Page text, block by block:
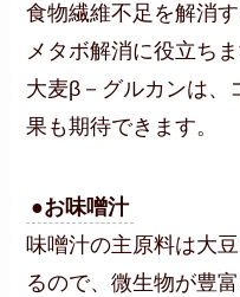
食物繊維不足を解消
メタボ解消に役立ち
大麦β－グルカンは、
果も期待できます。
●お味噌汁
味噌汁の主原料は大
るので、微生物が豊